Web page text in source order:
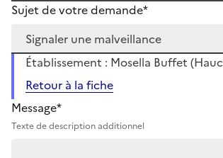
Sujet de votre demande*
Établissement : Mosella Buffet
Retour à la fiche
Message*
Texte de description additionnel